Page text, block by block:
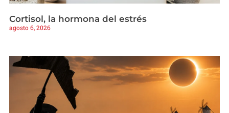
Cortisol, la hormona del estrés
agosto 6, 2026